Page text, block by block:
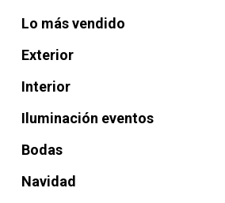
Lo más vendido
Exterior
Interior
Iluminación eventos
Bodas
Navidad